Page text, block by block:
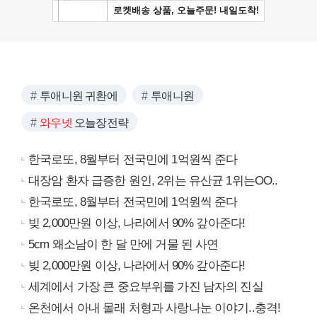
투애니원 귀환에 투애니원
와우넷 오늘장전략
한국로또, 8월부터 전국민에 1억원씩 준다
대장암 환자 급증한 원인, 2위는 유산균 1위는OO..
한국로또, 8월부터 전국민에 1억원씩 준다
빚 2,000만원 이상, 나라에서 90% 갚아준다!
5cm 왜소남이 한 달 만에 거물 된 사연
빚 2,000만원 이상, 나라에서 90% 갚아준다!
세계에서 가장 큰 중요부위를 가진 남자의 진실
온천에서 아내 몰래 처형과 사랑나눈 이야기..충격!